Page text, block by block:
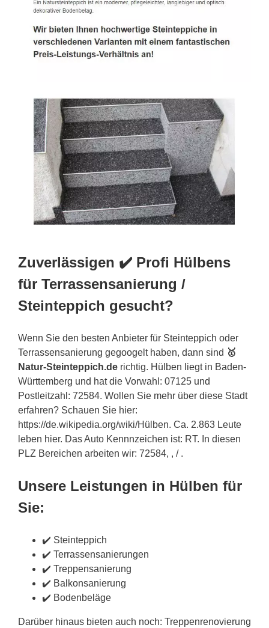
Zuverlässigen ✔️ Profi Hülbens
für Terrassensanierung /
Steinteppich gesucht?
Wenn Sie den besten Anbieter für Steinteppich oder
Terrassensanierung gegoogelt haben, dann sind 🥇
Natur-Steinteppich.de richtig. Hülben liegt in Baden-
Württemberg und hat die Vorwahl: 07125 und
Postleitzahl: 72584. Wollen Sie mehr über diese Stadt
erfahren? Schauen Sie hier:
https://de.wikipedia.org/wiki/Hülben. Ca. 2.863 Leute
leben hier. Das Auto Kennnzeichen ist: RT. In diesen
PLZ Bereichen arbeiten wir: 72584, , / .
Unsere Leistungen in Hülben für
Sie:
✔️ Steinteppich
✔️ Terrassensanierungen
✔️ Treppensanierung
✔️ Balkonsanierung
✔️ Bodenbeläge
Darüber hinaus bieten auch noch: Treppenrenovierung